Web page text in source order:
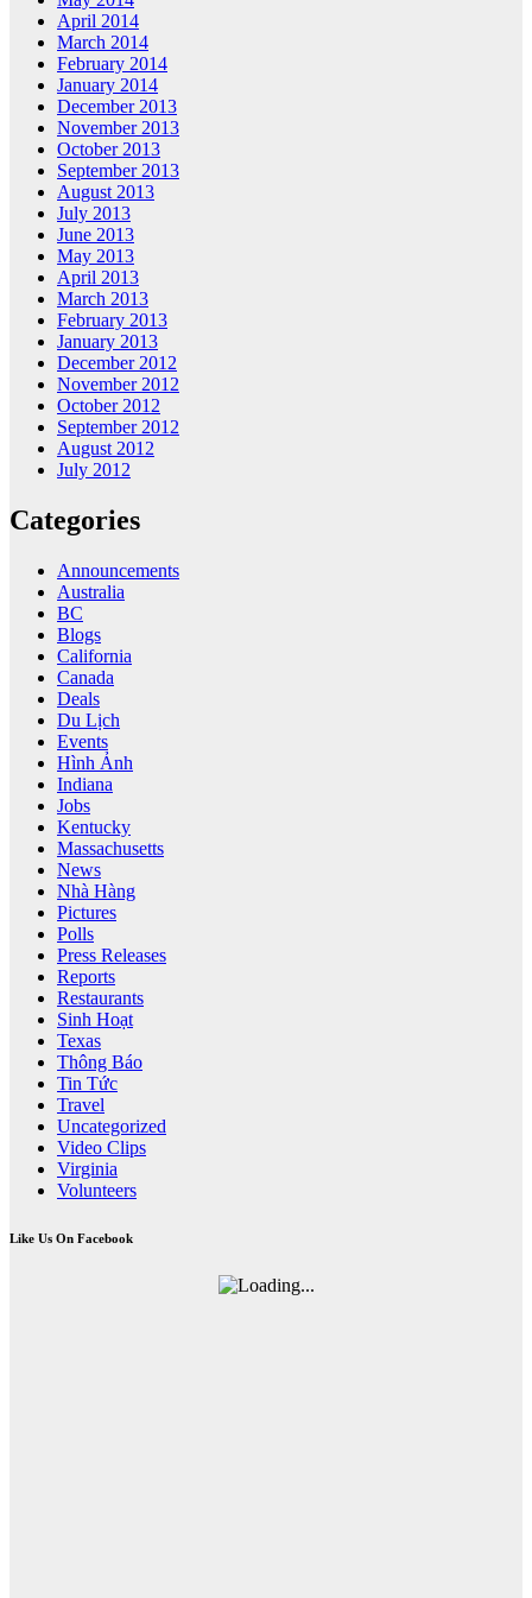
April 2014
March 2014
February 2014
January 2014
December 2013
November 2013
October 2013
September 2013
August 2013
July 2013
June 2013
May 2013
April 2013
March 2013
February 2013
January 2013
December 2012
November 2012
October 2012
September 2012
August 2012
July 2012
Categories
Announcements
Australia
BC
Blogs
California
Canada
Deals
Du Lịch
Events
Hình Ảnh
Indiana
Jobs
Kentucky
Massachusetts
News
Nhà Hàng
Pictures
Polls
Press Releases
Reports
Restaurants
Sinh Hoạt
Texas
Thông Báo
Tin Tức
Travel
Uncategorized
Video Clips
Virginia
Volunteers
Like Us On Facebook